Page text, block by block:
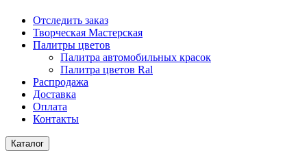
Отследить заказ
Творческая Мастерская
Палитры цветов
Палитра автомобильных красок
Палитра цветов Ral
Распродажа
Доставка
Оплата
Контакты
Каталог